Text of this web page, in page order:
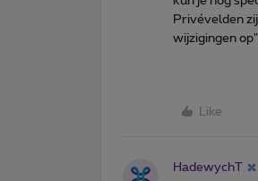
Privévelden
wijzigingen op".
Like
HadewychT